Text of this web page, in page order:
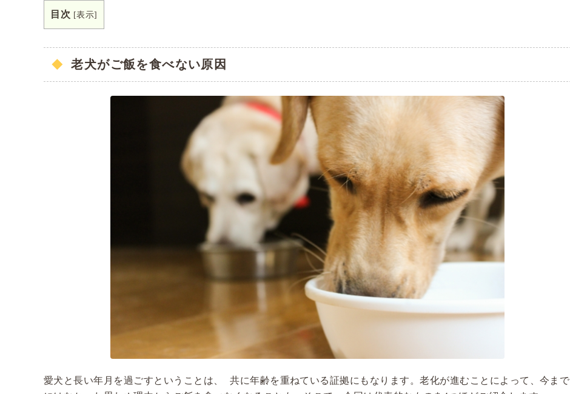
目次 [表示]
老犬がご飯を食べない原因
愛犬と長い年月を過ごすということは、 共に年齢を重ねている証拠にもなります。老化が進むことによって、今まで